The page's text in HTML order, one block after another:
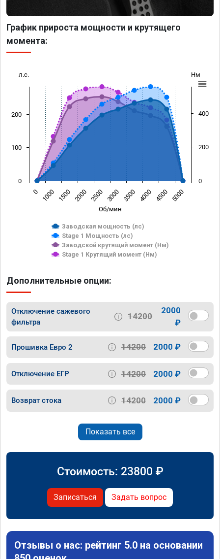
График прироста мощности и крутящего
момента:
Об/мин
л.с. Нм
Заводская мощность (лс)
Stage 1 Мощность (лс)
Заводской крутящий момент (Нм)
Stage 1 Крутящий момент (Нм)
0 1000 1500 2000 2500 3000 3500 4000 4500 5000
0
100
200
0
200
400
Дополнительные опции:
Отключение сажевого
фильтра
14200
2000
₽
Прошивка Евро 2 14200 2000 ₽
Отключение ЕГР 14200 2000 ₽
Возврат стока 14200 2000 ₽
Показать все
Стоимость: 23800 ₽
Записаться Задать вопрос
Отзывы о нас: рейтинг 5.0 на основании